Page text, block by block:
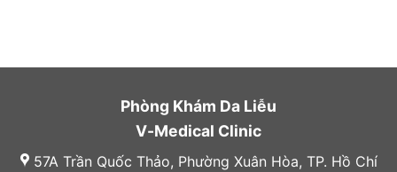
Phòng Khám Da Liễu
V-Medical Clinic
57A Trần Quốc Thảo, Phường Xuân Hòa, TP. Hồ Chí